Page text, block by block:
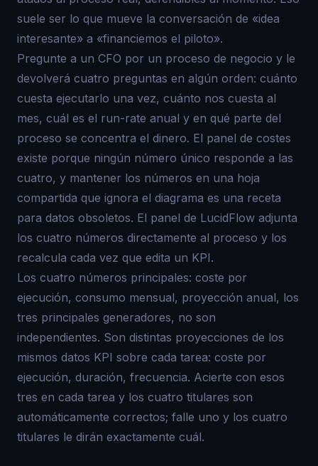
suele ser lo que mueve la conversación de «idea
interesante» a «financiemos el piloto».
Pregunte a un CFO por un proceso de negocio y le
devolverá cuatro preguntas en algún orden: cuánto
cuesta ejecutarlo una vez, cuánto nos cuesta al
mes, cuál es el run-rate anual y en qué parte del
proceso se concentra el dinero. El panel de costes
existe porque ningún número único responde a las
cuatro, y mantener los números en una hoja
compartida que ignora el diagrama es una receta
para datos obsoletos. El panel de LucidFlow adjunta
los cuatro números directamente al proceso y los
recalcula cada vez que edita un KPI.
Los cuatro números principales: coste por
ejecución, consumo mensual, proyección anual, los
tres principales generadores, no son
independientes. Son distintas proyecciones de los
mismos datos KPI sobre cada tarea: coste por
ejecución, duración, frecuencia. Acierte con esos
tres en cada tarea y los cuatro titulares son
automáticamente correctos; falle uno y los cuatro
titulares le dirán exactamente cuál.